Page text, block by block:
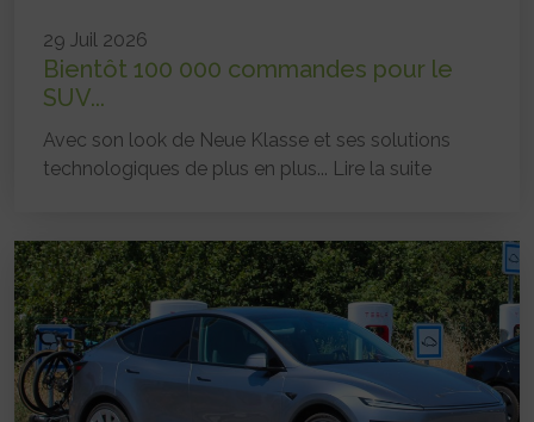
29 Juil 2026
Bientôt 100 000 commandes pour le
SUV...
Avec son look de Neue Klasse et ses solutions
technologiques de plus en plus... Lire la suite